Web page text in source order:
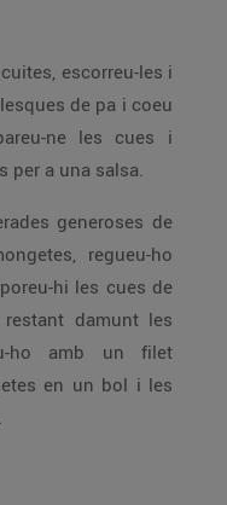
escorreu-les i
de pa i coeu
ne les cues i
per a una salsa.
generoses de
regueu-ho
damunt les
ho amb un filet